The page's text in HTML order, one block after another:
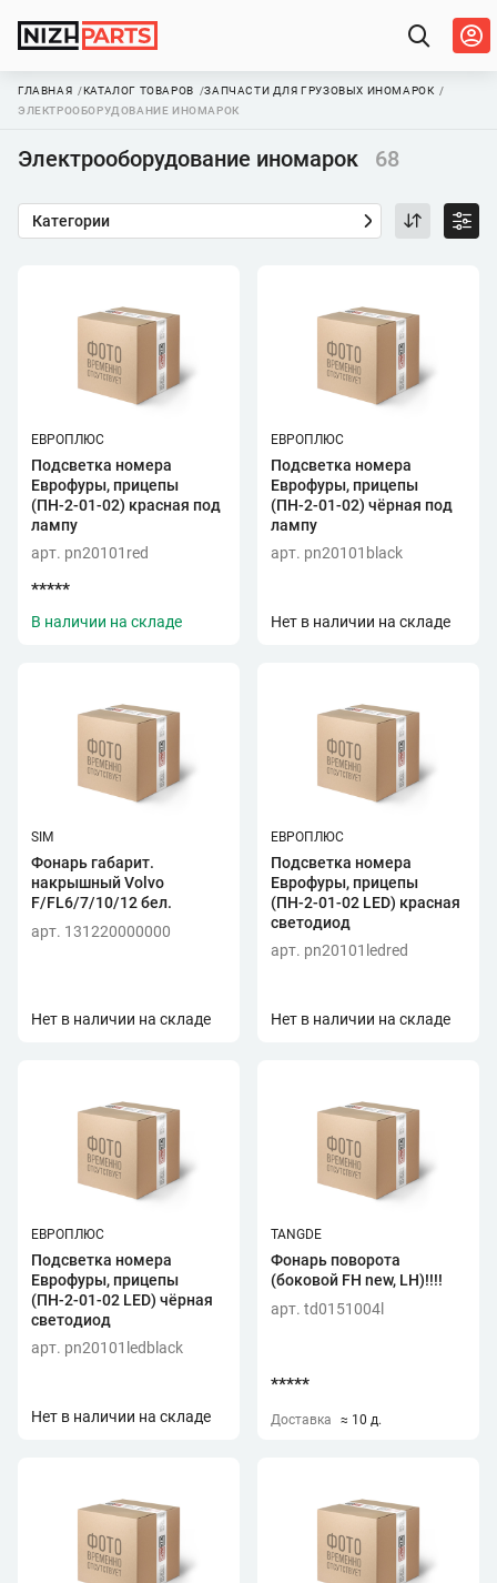
ГЛАВНАЯ КАТАЛОГ ТОВАРОВ
ЗАПЧАСТИ ДЛЯ ГРУЗОВЫХ ИНОМАРОК
ЭЛЕКТРООБОРУДОВАНИЕ ИНОМАРОК
Электрооборудование иномарок 68
Категории
ЕВРОПЛЮС
Подсветка номера
Еврофуры, прицепы
(ПН-2-01-02) красная под
лампу
арт. pn20101red
*****
В наличии на складе
ЕВРОПЛЮС
Подсветка номера
Еврофуры, прицепы
(ПН-2-01-02) чёрная под
лампу
арт. pn20101black
Нет в наличии на складе
SIM
Фонарь габарит.
накрышный Volvo
F/FL6/7/10/12 бел.
арт. 131220000000
Нет в наличии на складе
ЕВРОПЛЮС
Подсветка номера
Еврофуры, прицепы
(ПН-2-01-02 LED) красная
светодиод
арт. pn20101ledred
Нет в наличии на складе
ЕВРОПЛЮС
Подсветка номера
Еврофуры, прицепы
(ПН-2-01-02 LED) чёрная
светодиод
арт. pn20101ledblack
Нет в наличии на складе
TANGDE
Фонарь поворота
(боковой FH new, LH)!!!!
арт. td0151004l
*****
Доставка ≈ 10 д.